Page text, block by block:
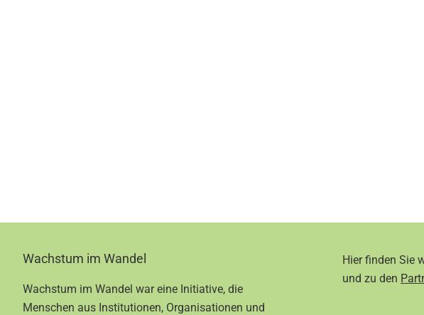
FooterWachstum im Wandel
Wachstum im Wandel war eine Initiative, die
Menschen aus Institutionen, Organisationen und
Hier finden Sie
und zu den